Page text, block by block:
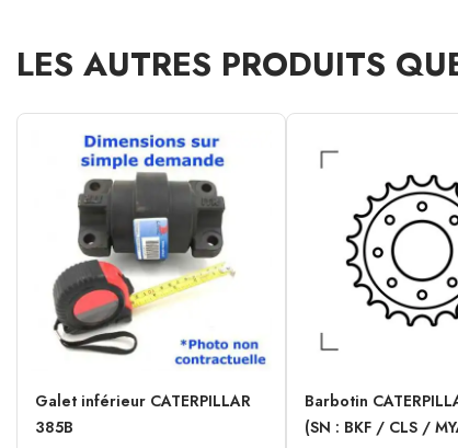
LES AUTRES PRODUITS
Galet inférieur CATERPILLAR
385B
Barbotin
(SN : BKF / CLS /